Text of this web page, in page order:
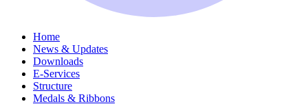
Home
News & Updates
Downloads
E-Services
Structure
Medals & Ribbons